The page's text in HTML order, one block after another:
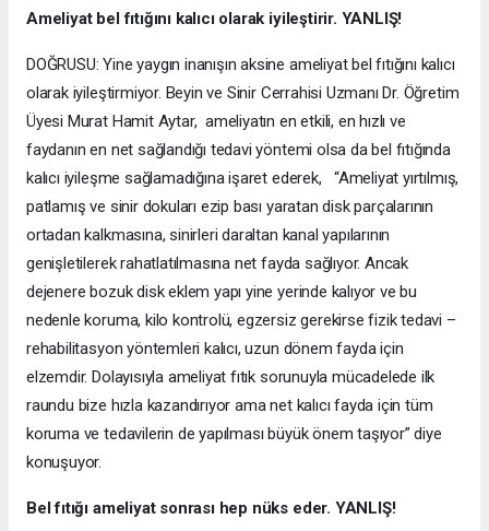
Ameliyat bel fıtığını kalıcı olarak iyileştirir. YANLIŞ!
DOĞRUSU: Yine yaygın inanışın aksine ameliyat bel fıtığını kalıcı
olarak iyileştirmiyor. Beyin ve Sinir Cerrahisi Uzmanı Dr. Öğretim
Üyesi Murat Hamit Aytar, ameliyatın en etkili, en hızlı ve
faydanın en net sağlandığı tedavi yöntemi olsa da bel fıtığında
kalıcı iyileşme sağlamadığına işaret ederek, “Ameliyat yırtılmış,
patlamış ve sinir dokuları ezip bası yaratan disk parçalarının
ortadan kalkmasına, sinirleri daraltan kanal yapılarının
genişletilerek rahatlatılmasına net fayda sağlıyor. Ancak
dejenere bozuk disk eklem yapı yine yerinde kalıyor ve bu
nedenle koruma, kilo kontrolü, egzersiz gerekirse fizik tedavi –
rehabilitasyon yöntemleri kalıcı, uzun dönem fayda için
elzemdir. Dolayısıyla ameliyat fıtık sorunuyla mücadelede ilk
raundu bize hızla kazandırıyor ama net kalıcı fayda için tüm
koruma ve tedavilerin de yapılması büyük önem taşıyor” diye
konuşuyor.
Bel fıtığı ameliyat sonrası hep nüks eder. YANLIŞ!